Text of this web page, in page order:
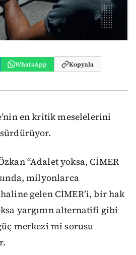
WhatsApp Kopyala
en kritik meselelerini
“Adalet yoksa, CİMER
milyonlarca
gelen CİMER’i, bir hak
yargının alternatifi gibi
merkezi mi sorusu